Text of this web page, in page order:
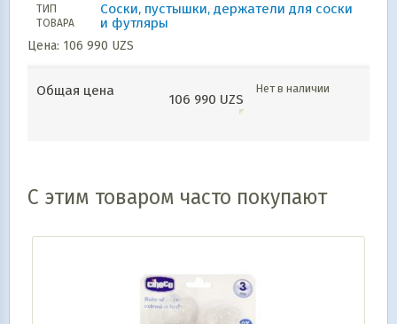
ТИП
ТОВАРА
Соски, пустышки, держатели для соски
и футляры
Цена: 106 990 UZS
Общая цена
106 990 UZS
Нет в наличии
С этим товаром часто покупают